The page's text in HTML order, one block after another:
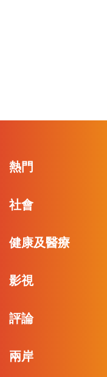
熱門
社會
健康及醫療
影視
評論
兩岸